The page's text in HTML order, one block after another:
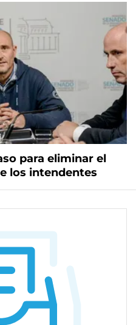
para eliminar el
los intendentes